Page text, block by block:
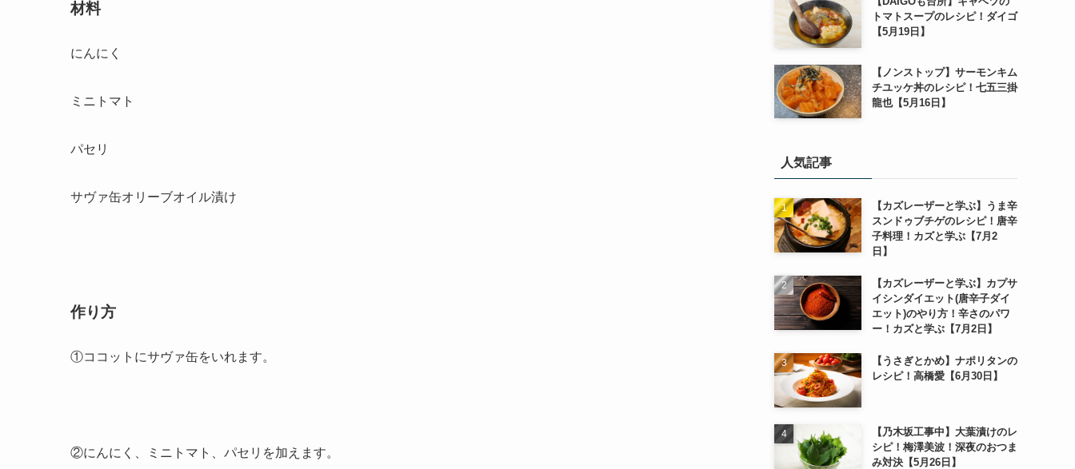
材料
にんにく
ミニトマト
パセリ
サヴァ缶オリーブオイル漬け
作り方
①ココットにサヴァ缶をいれます。
②にんにく、ミニトマト、パセリを加えます。
トマトスープのレシピ！ダイゴ
【5月19日】
【ノンストップ】サーモンキム
チユッケ丼のレシピ！七五三掛
龍也【5月16日】
人気記事
【カズレーザーと学ぶ】うま辛
スンドゥブチゲのレシピ！唐辛
子料理！カズと学ぶ【7月2
日】
【カズレーザーと学ぶ】カプサ
イシンダイエット(唐辛子ダイ
エット)のやり方！辛さのパワ
ー！カズと学ぶ【7月2日】
【うさぎとかめ】ナポリタンの
レシピ！高橋愛【6月30日】
【乃木坂工事中】大葉漬けのレ
シピ！梅澤美波！深夜のおつま
み対決【5月26日】